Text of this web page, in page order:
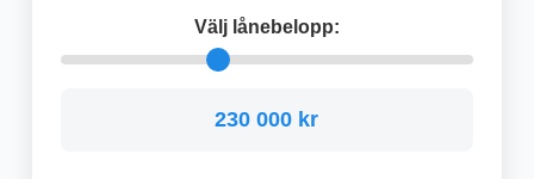
Välj lånebelopp:
230 000 kr